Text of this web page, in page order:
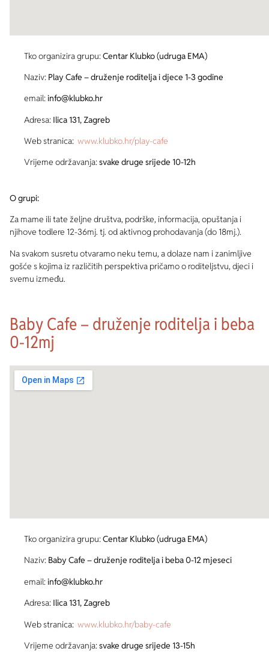
Tko organizira grupu:Centar Klubko (udruga EMA)
Naziv: Play Cafe – druženje roditelja i djece 1-3 godine
email:info@klubko.hr
Adresa: Ilica 131, Zagreb
Web stranica: www.klubko.hr/play-cafe
Vrijeme održavanja:svake druge srijede 10-12h
O grupi:
Za mame ili tate željne društva, podrške, informacija, opuštanja i
njihove todlere 12-36mj. tj. od aktivnog prohodavanja (do 18mj.).
Na svakom susretu otvaramo neku temu, a dolaze nam i zanimljive
gošće s kojima iz različitih perspektiva pričamo o roditeljstvu, djeci i
svemu između.
Baby Cafe – druženje roditelja i beba
0-12mj
Tko organizira grupu:Centar Klubko (udruga EMA)
Naziv: Baby Cafe – druženje roditelja i beba 0-12 mjeseci
email:info@klubko.hr
Adresa: Ilica 131, Zagreb
Web stranica: www.klubko.hr/baby-cafe
Vrijeme održavanja:svake druge srijede 13-15h